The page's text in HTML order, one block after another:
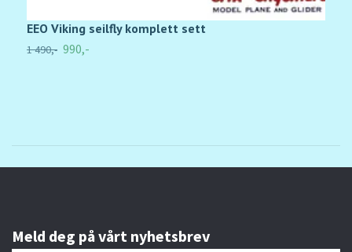
EEO Viking seilfly komplett sett
1 490,- 990,-
Meld deg på vårt nyhetsbrev